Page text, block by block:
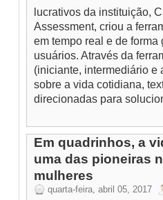
lucrativos da instituição,
Assessment, criou a
em tempo real e de
usuários. Através da
(iniciante, intermediário e
sobre a vida cotidiana,
direcionadas para
Em quadrinhos, a
uma das pioneiras
mulheres
quarta-feira, abril 05, 2017